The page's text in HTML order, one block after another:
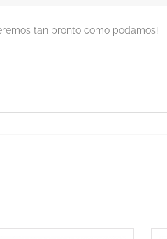
tan pronto como podamos!